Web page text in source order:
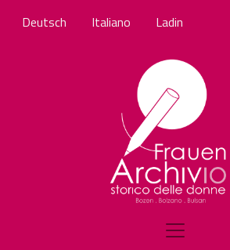
Deutsch Italiano Ladin